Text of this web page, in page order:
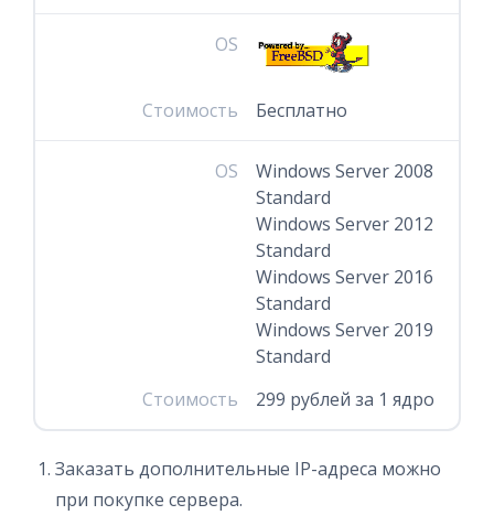
OS
Стоимость Бесплатно
OS
Windows Server 2008
Standard
Windows Server 2012
Standard
Windows Server 2016
Standard
Windows Server 2019
Standard
Стоимость
299 рублей за 1 ядро
Заказать дополнительные IP-адреса можно
при покупке сервера.